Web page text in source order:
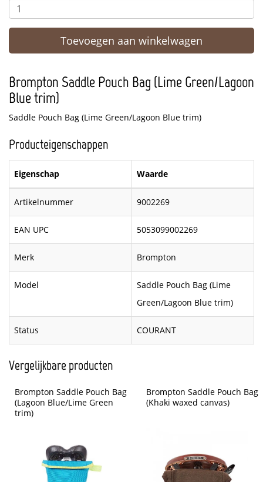
Toevoegen aan winkelwagen
Brompton Saddle Pouch Bag (Lime Green/Lagoon
Blue trim)
Saddle Pouch Bag (Lime Green/Lagoon Blue trim)
Producteigenschappen
Eigenschap Waarde
Artikelnummer 9002269
EAN UPC 5053099002269
Merk Brompton
Model
Saddle Pouch Bag (Lime
Green/Lagoon Blue trim)
Status COURANT
Vergelijkbare producten
Brompton Saddle Pouch Bag
(Lagoon Blue/Lime Green
trim)
Brompton Saddle Pouch Bag
(Khaki waxed canvas)